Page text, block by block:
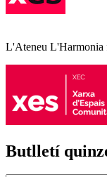
L'Ateneu L'Harmonia
Butlletí